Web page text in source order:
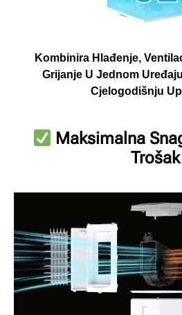
Kombinira Hlađenje,
Grijanje U Jednom
Cjelogodišnju
Maksimalna
Trošak